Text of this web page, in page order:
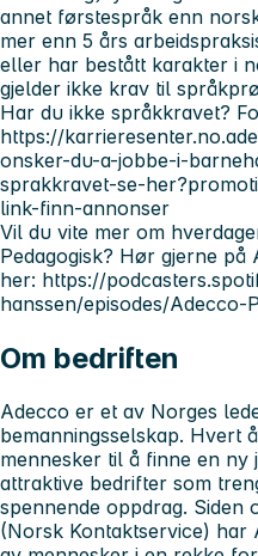
annet førstespråk enn
mer enn 5 års
eller har bestått karakter i
gjelder ikke krav til
Har du ikke språkkravet?
https://
onsker-du-a-jobbe-i-
sprakkravet-se-
link-finn-annonser
Vil du vite mer om
Pedagogisk? Hør gjerne
her: https://
hanssen/episodes/Adecco-
Om bedriften
Adecco er et av Norges
bemanningsselskap. Hvert
mennesker til å finne en ny
attraktive bedrifter som
spennende oppdrag. Siden
(Norsk Kontaktservice) har